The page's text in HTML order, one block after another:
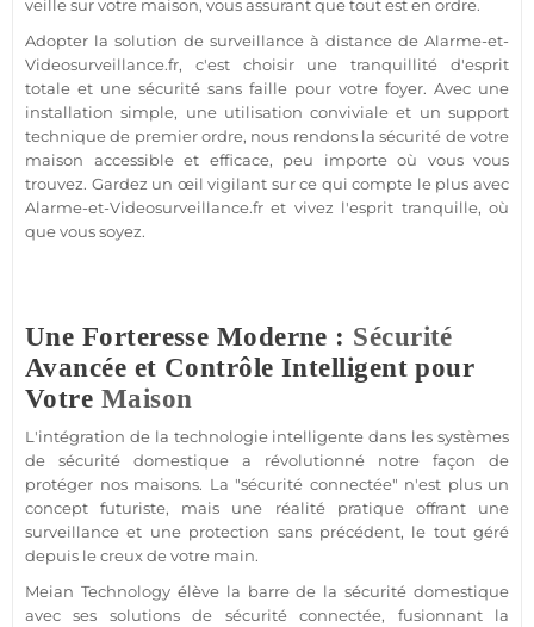
veille sur votre maison, vous assurant que tout est en ordre.
Adopter la solution de surveillance à distance de Alarme-et-
Videosurveillance.fr, c'est choisir une tranquillité d'esprit
totale et une sécurité sans faille pour votre foyer. Avec une
installation simple, une utilisation conviviale et un support
technique de premier ordre, nous rendons lasécurité de votre
maison accessible et efficace, peu importe où vous vous
trouvez. Gardez un œil vigilant sur ce qui compte le plus avec
Alarme-et-Videosurveillance.fr et vivez l'esprit tranquille, où
que vous soyez.
Une Forteresse Moderne : Sécurité
Avancée et Contrôle Intelligent pour
Votre Maison
L'intégration de la technologie intelligente dans les systèmes
de sécurité domestique a révolutionné notre façon de
protéger nos maisons. La "sécurité connectée" n'est plus un
concept futuriste, mais une réalité pratique offrant une
surveillance et une protection sans précédent, le tout géré
depuis le creux de votre main.
Meian Technologyélève la barre de lasécurité domestique
avec ses solutions de sécurité connectée, fusionnant la